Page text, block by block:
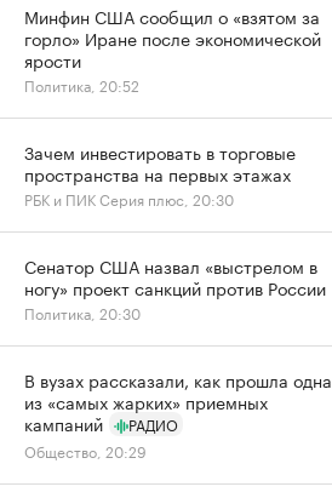
Минфин США сообщил о «взятом за
горло» Иране после экономической
ярости
Политика, 20:52
Зачем инвестировать в торговые
пространства на первых этажах
РБК и ПИК Серия плюс, 20:30
Сенатор США назвал «выстрелом в
ногу» проект санкций против России
Политика, 20:30
В вузах рассказали, как прошла одна
из «самых жарких» приемных
кампаний
РАДИО
Общество, 20:29